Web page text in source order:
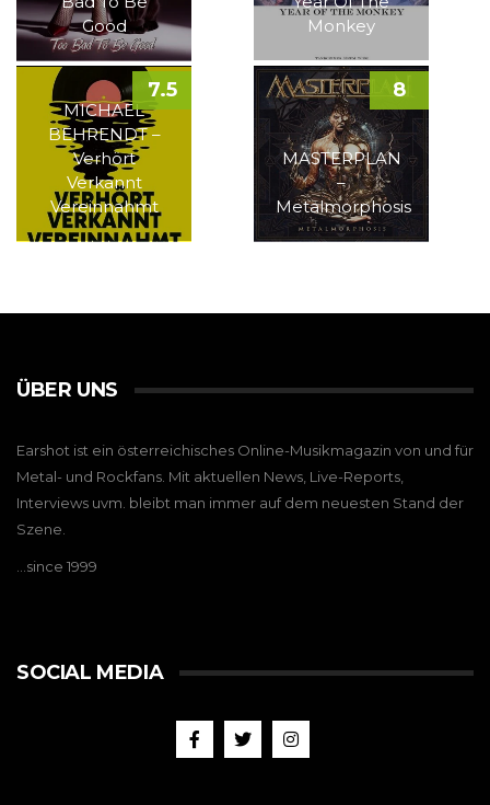
Good
Monkey
MICHAEL
BEHRENDT –
Verhört
Verkannt
Vereinnahmt
7.5
MASTERPLAN
–
Metalmorphosis
8
ÜBER UNS
Earshot ist ein österreichisches Online-Musikmagazin von und für
Metal- und Rockfans. Mit aktuellen News, Live-Reports,
Interviews uvm. bleibt man immer auf dem neuesten Stand der
Szene.
…since 1999
SOCIAL MEDIA